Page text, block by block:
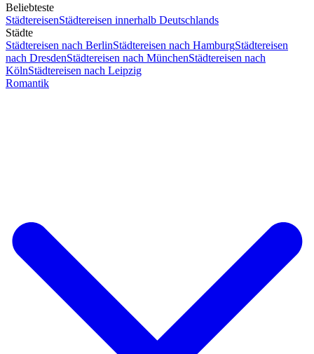
Beliebteste
StädtereisenStädtereisen innerhalb Deutschlands
Städte
Städtereisen nach BerlinStädtereisen nach HamburgStädtereisen
nach DresdenStädtereisen nach MünchenStädtereisen nach
KölnStädtereisen nach Leipzig
Romantik